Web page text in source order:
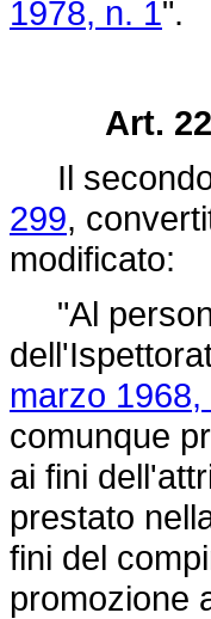
1978, n. 1".
Art.
Il secondo
299,
modificato:
"Al
marzo 1968,
comunque
ai fini
prestato
fini del
promozione